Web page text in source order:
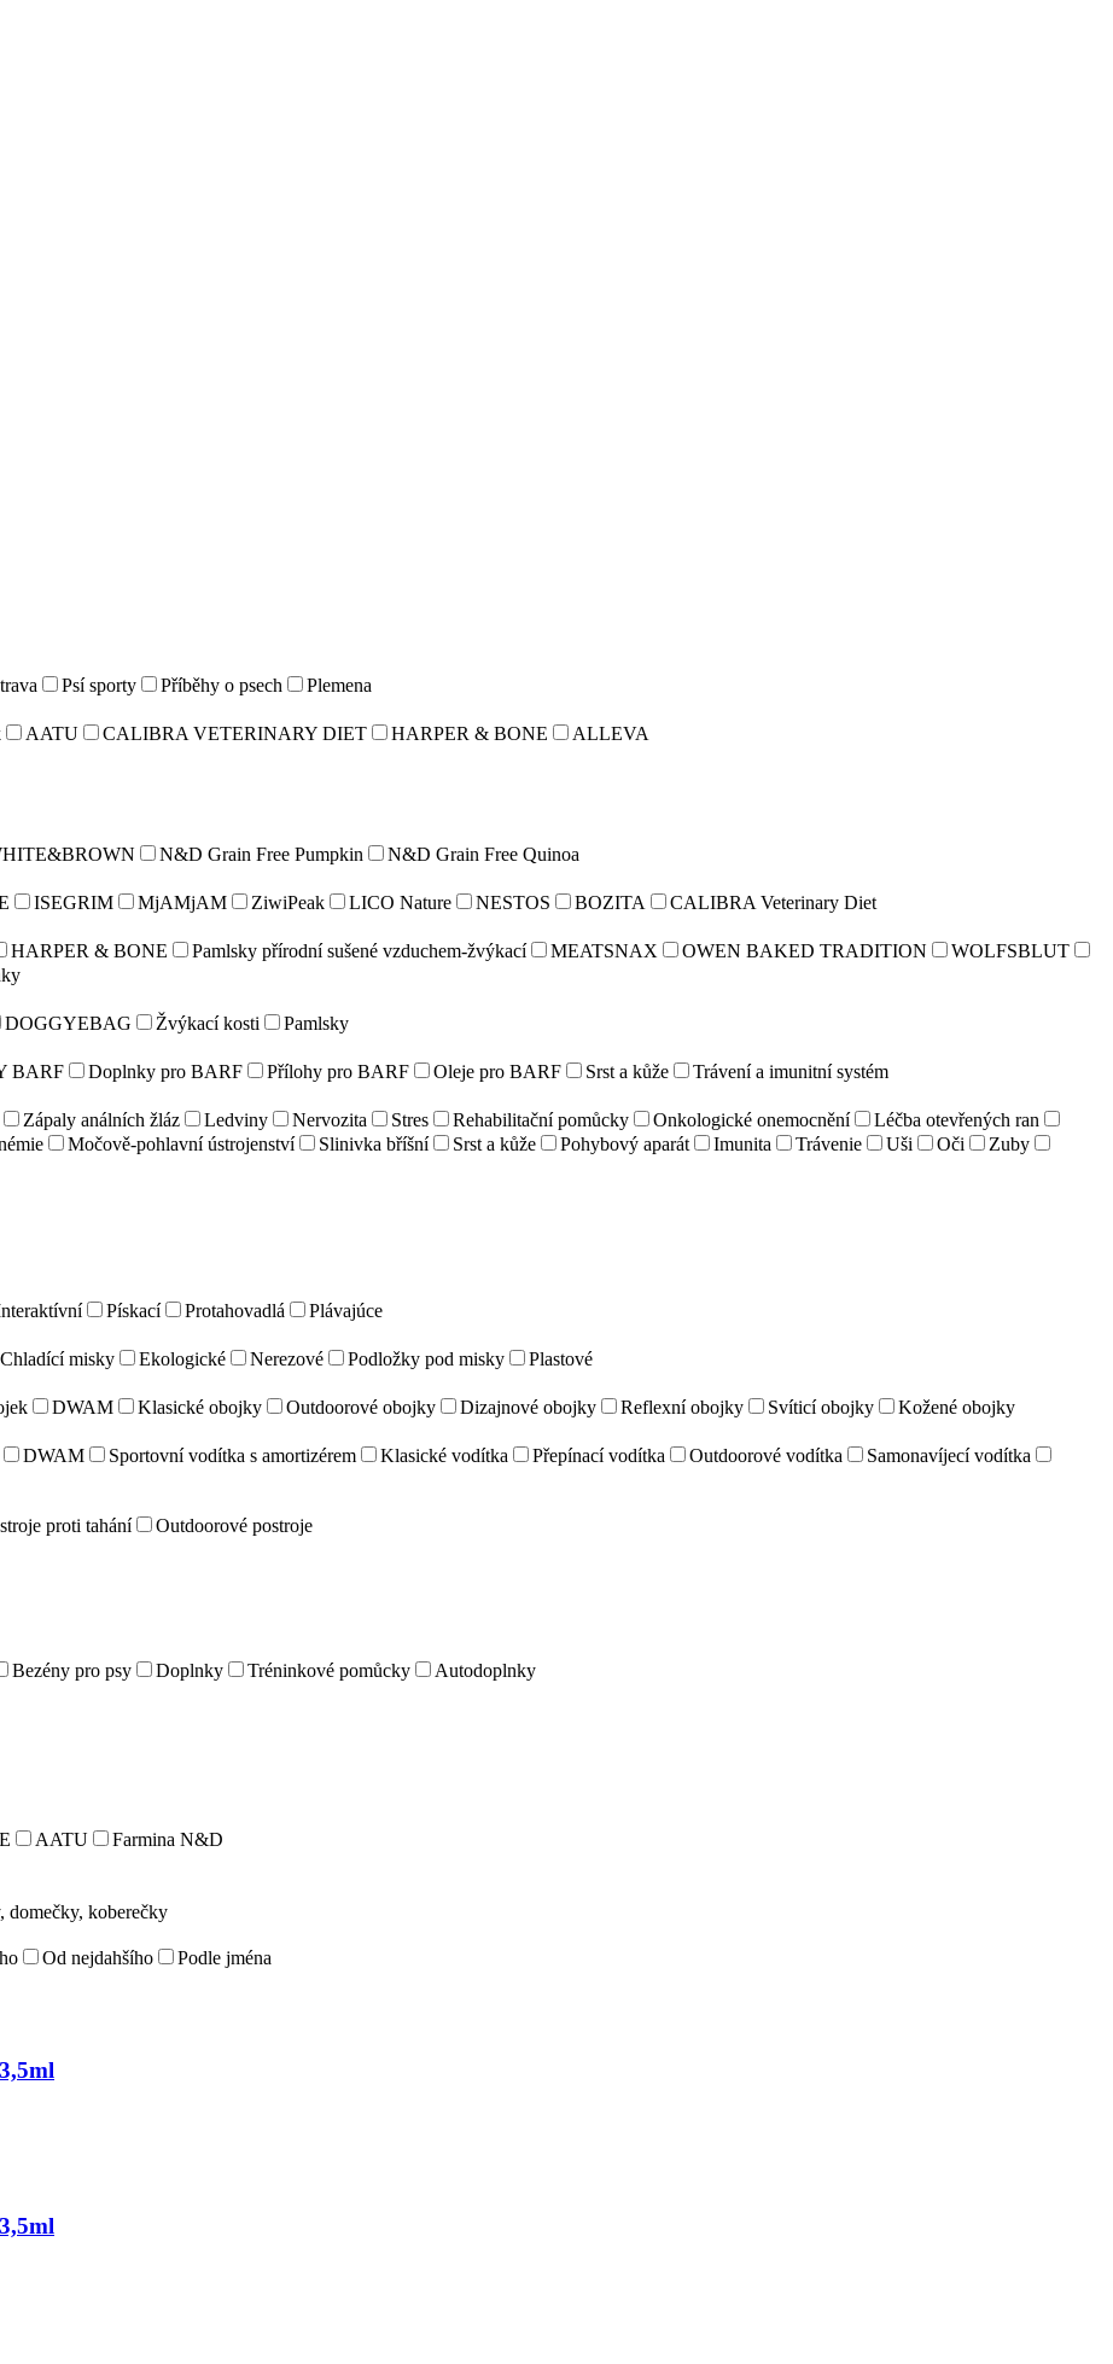
Psí sporty Příběhy o psech
Plemena
AATU CALIBRA VETERINARY DIET HARPER & BONE
ALLEVA
N&D Grain Free Pumpkin
N&D Grain Free Quinoa
ISEGRIM MjAMjAM ZiwiPeak LICO Nature NESTOS BOZITA
CALIBRA Veterinary Diet
HARPER & BONE Pamlsky přírodní sušené vzduchem-žvýkací MEATSNAX OWEN BAKED TRADITION
WOLFSBLUT
DOGGYEBAG Žvýkací kosti
Pamlsky
BARF Doplnky pro BARF Přílohy pro BARF Oleje pro BARF Srst a kůže
Trávení a imunitní systém
Zápaly análních žláz Ledviny Nervozita Stres Rehabilitační pomůcky Onkologické onemocnění
Léčba otevřených ran
Močově-pohlavní ústrojenství Slinivka bříšní Srst a kůže Pohybový aparát Imunita Trávenie Uši Oči
Zuby
Pískací Protahovadlá
Plávajúce
Chladící misky Ekologické Nerezové Podložky pod misky
Plastové
DWAM Klasické obojky Outdoorové obojky Dizajnové obojky Reflexní obojky Svíticí obojky
Kožené obojky
DWAM Sportovní vodítka s amortizérem Klasické vodítka Přepínací vodítka Outdoorové vodítka
Samonavíjecí vodítka
proti tahání
Outdoorové postroje
Bezény pro psy Doplnky Tréninkové pomůcky
Autodoplnky
AATU
Farmina N&D
domečky, koberečky
Od nejdahšího
Podle jména